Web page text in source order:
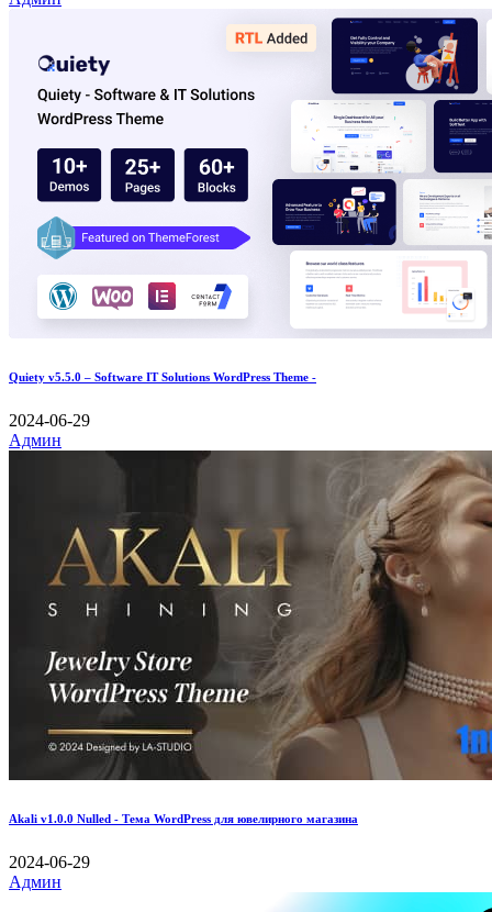
Quiety v5.5.0 – Software IT Solutions WordPress Theme -
2024-06-29
Админ
Akali v1.0.0 Nulled - Тема WordPress для ювелирного магазина
2024-06-29
Админ